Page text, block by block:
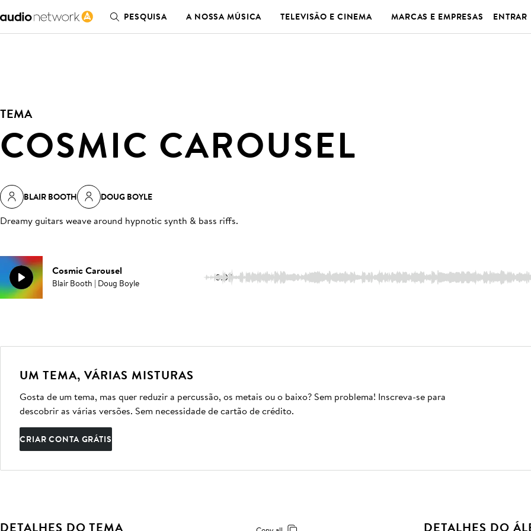
PESQUISA A NOSSA MÚSICA TELEVISÃO E CINEMA MARCAS E EMPRESAS ENTRAR
TEMA
COSMIC CAROUSEL
BLAIR BOOTH DOUG BOYLE
Dreamy guitars weave around hypnotic synth & bass riffs.
Cosmic Carousel
Blair Booth | Doug Boyle 3:07
UM TEMA, VÁRIAS MISTURAS
Gosta de um tema, mas quer reduzir a percussão, os metais ou o baixo? Sem problema! Inscreva-se para
descobrir as várias versões. Sem necessidade de cartão de crédito.
CRIAR CONTA GRÁTIS
DETALHES DO TEMA DETALHES DO